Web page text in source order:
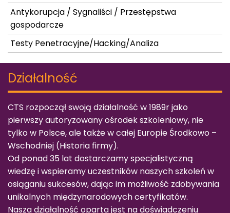
Antykorupcja / Sygnaliści / Przestępstwa
gospodarcze
Testy Penetracyjne/Hacking/Analiza
Działalność
CTS rozpoczął swoją działalność w 1989r jako
pierwszy autoryzowany ośrodek szkoleniowy, nie
tylko w Polsce, ale także w całej Europie Środkowo –
Wschodniej (Historia firmy).
Od ponad 35 lat dostarczamy specjalistyczną
wiedzę i wspieramy uczestników naszych szkoleń w
osiąganiu sukcesów, dając im możliwość zdobywania
unikalnych międzynarodowych certyfikatów.
Nasza działalność oparta jest na doświadczeniu